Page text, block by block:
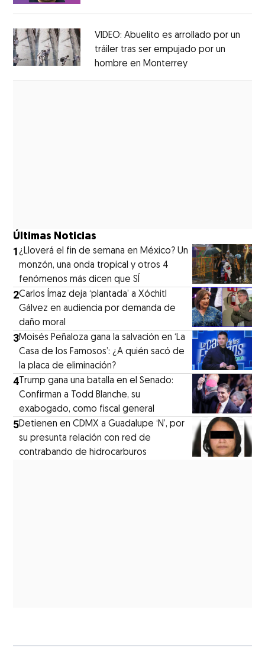
VIDEO: Abuelito es arrollado por un
tráiler tras ser empujado por un
hombre en MonterreyOpens in new
Últimas Noticias
1¿Lloverá el fin de semana en México? Un
monzón, una onda tropical y otros 4
fenómenos más dicen que SÍ
2Carlos Ímaz deja ‘plantada’ a Xóchitl
Gálvez en audiencia por demanda de
daño moral
3Moisés Peñaloza gana la salvación en ‘La
Casa de los Famosos’: ¿A quién sacó de
la placa de eliminación?
4 Trump gana una batalla en el Senado:
Confirman a Todd Blanche, su
exabogado, como fiscal general
5Detienen en CDMX a Guadalupe ‘N’, por
su presunta relación con red de
contrabando de hidrocarburos